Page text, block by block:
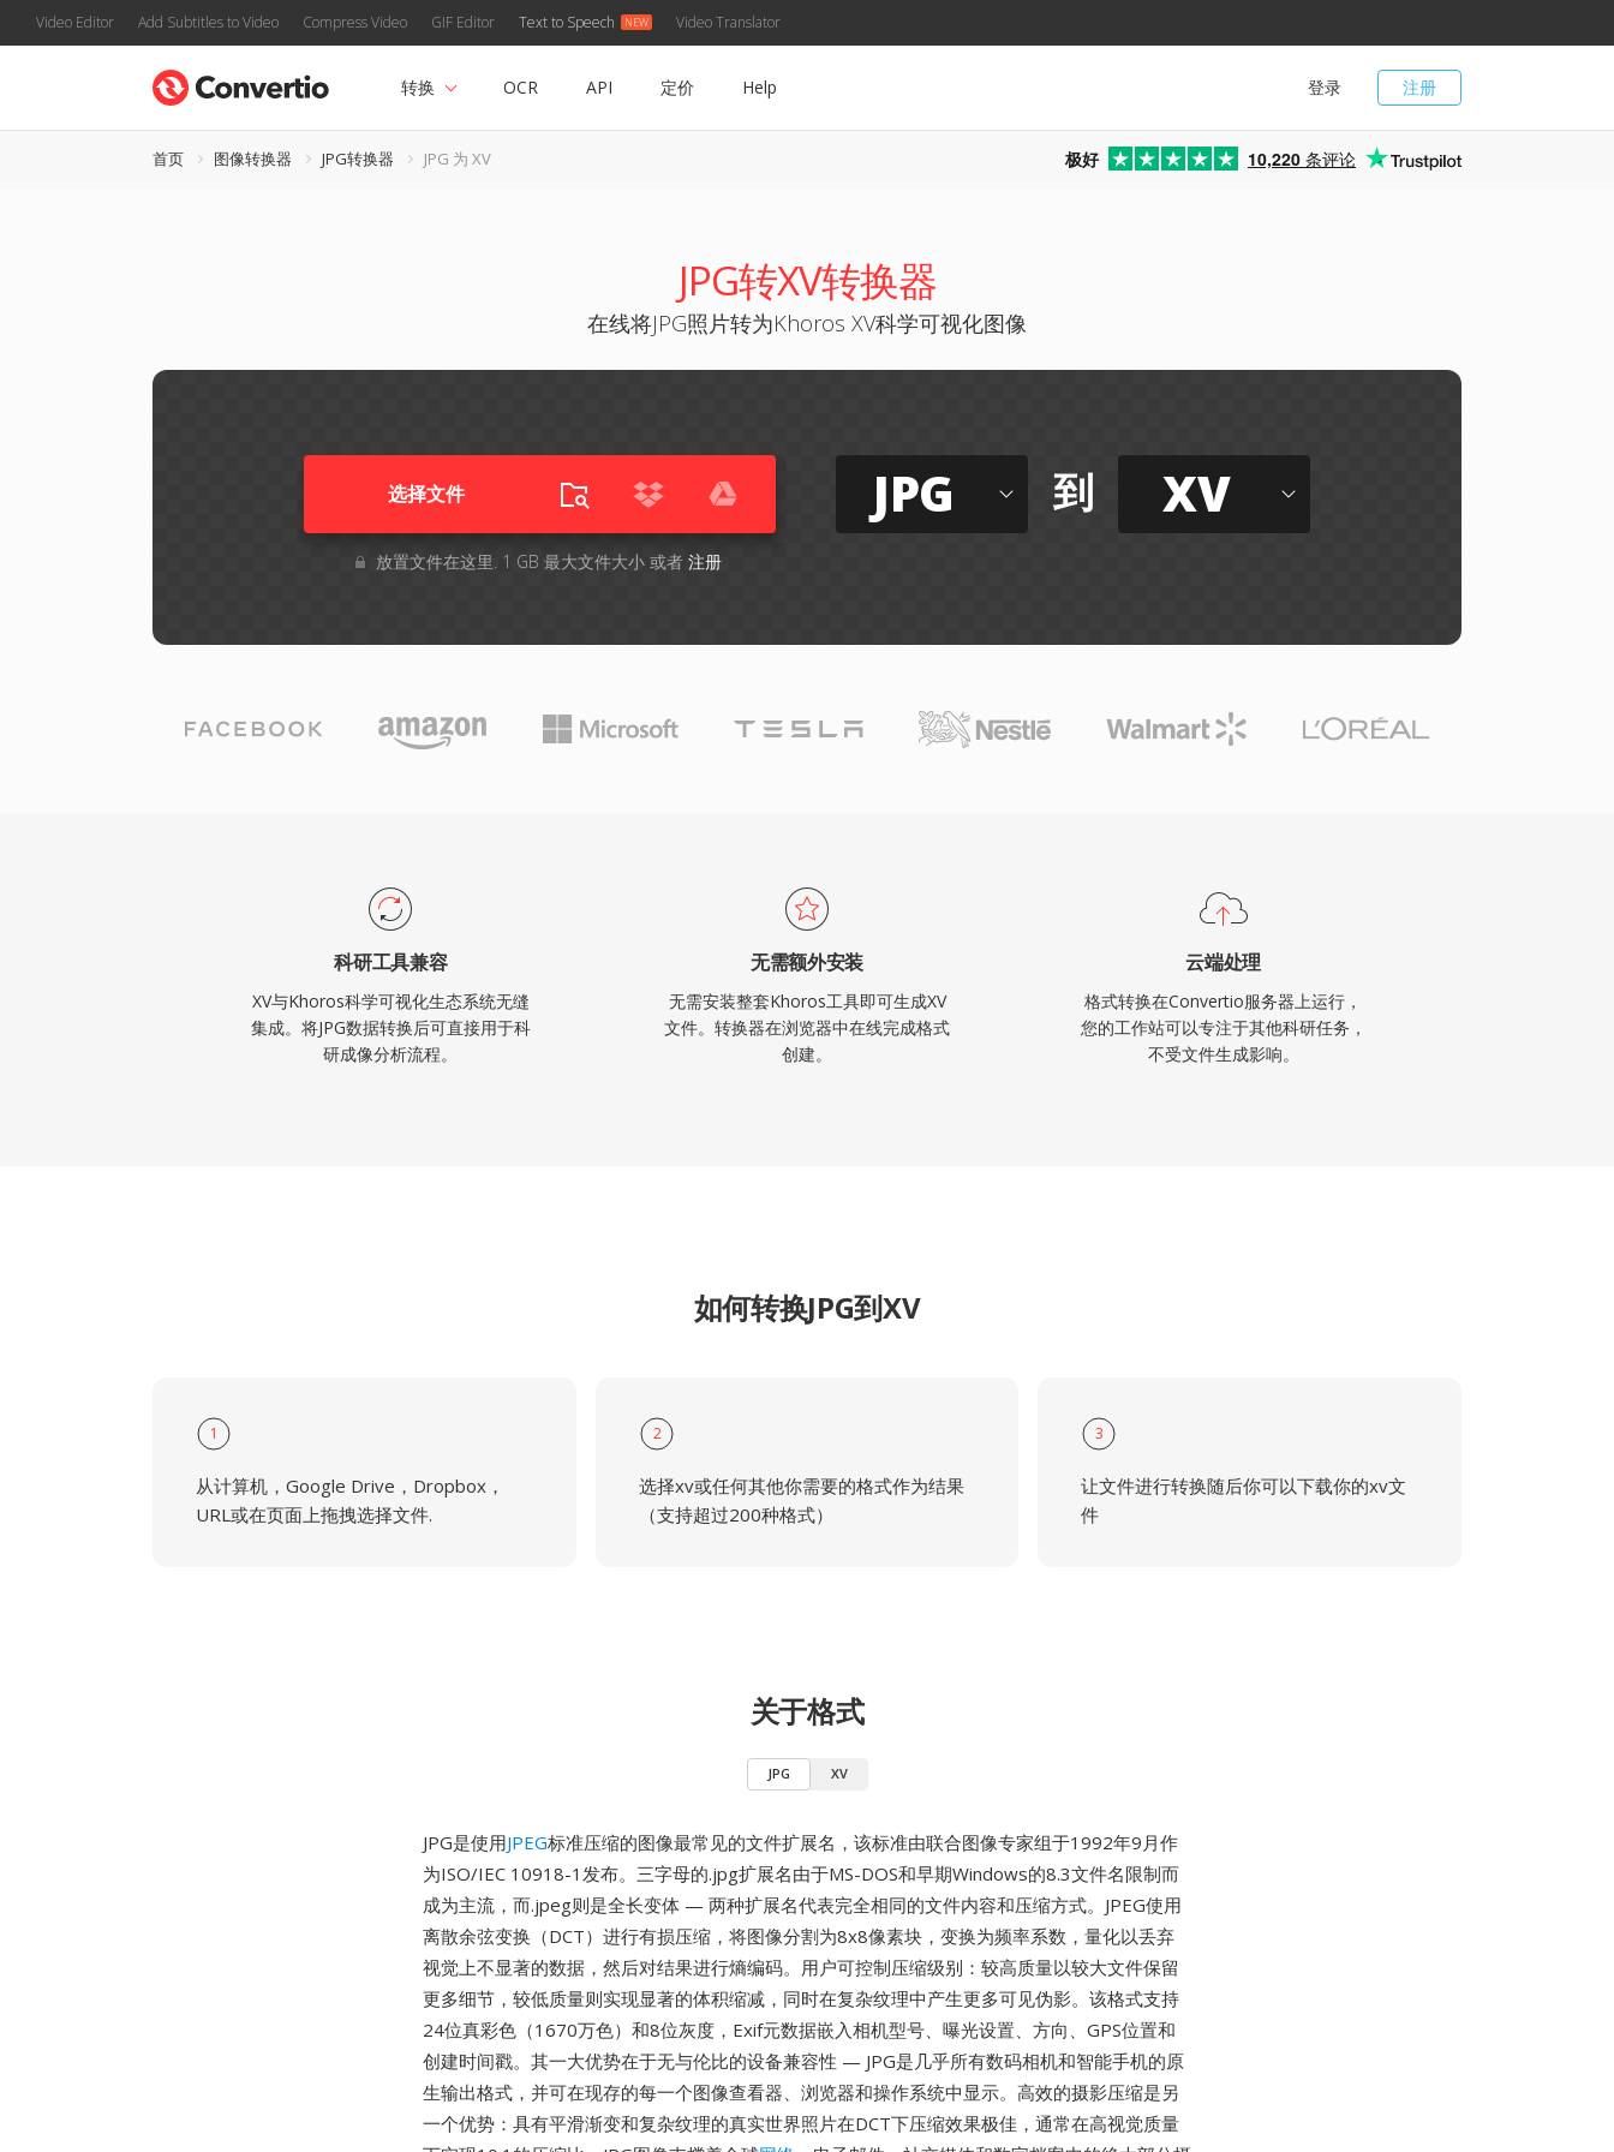
Video Editor Add Subtitles to Video Compress Video GIF Editor Text to Speech Video Translator
注册
登录
转换 OCR API 定价 Help
首页 图像转换器 JPG转换器 JPG 为 XV 极好 10,220 条评论
JPG转XV转换器
在线将JPG照片转为Khoros XV科学可视化图像
选择文件
放置文件在这里. 1 GB 最大文件大小 或者 注册
JPG 到 XV
科研工具兼容
XV与Khoros科学可视化生态系统无缝
集成。将JPG数据转换后可直接用于科
研成像分析流程。
无需额外安装
无需安装整套Khoros工具即可生成XV
文件。转换器在浏览器中在线完成格式
创建。
云端处理
格式转换在Convertio服务器上运行，
您的工作站可以专注于其他科研任务，
不受文件生成影响。
如何转换JPG到XV
1
从计算机，Google Drive，Dropbox，
URL或在页面上拖拽选择文件.
2
选择xv或任何其他你需要的格式作为结果
（支持超过200种格式）
3
让文件进行转换随后你可以下载你的xv文
件
关于格式
JPG XV
JPG是使用JPEG标准压缩的图像最常见的文件扩展名，该标准由联合图像专家组于1992年9月作
为ISO/IEC 10918-1发布。三字母的.jpg扩展名由于MS-DOS和早期Windows的8.3文件名限制而
成为主流，而.jpeg则是全长变体 — 两种扩展名代表完全相同的文件内容和压缩方式。JPEG使用
离散余弦变换（DCT）进行有损压缩，将图像分割为8x8像素块，变换为频率系数，量化以丢弃
视觉上不显著的数据，然后对结果进行熵编码。用户可控制压缩级别：较高质量以较大文件保留
更多细节，较低质量则实现显著的体积缩减，同时在复杂纹理中产生更多可见伪影。该格式支持
24位真彩色（1670万色）和8位灰度，Exif元数据嵌入相机型号、曝光设置、方向、GPS位置和
创建时间戳。其一大优势在于无与伦比的设备兼容性 — JPG是几乎所有数码相机和智能手机的原
生输出格式，并可在现存的每一个图像查看器、浏览器和操作系统中显示。高效的摄影压缩是另
一个优势：具有平滑渐变和复杂纹理的真实世界照片在DCT下压缩效果极佳，通常在高视觉质量